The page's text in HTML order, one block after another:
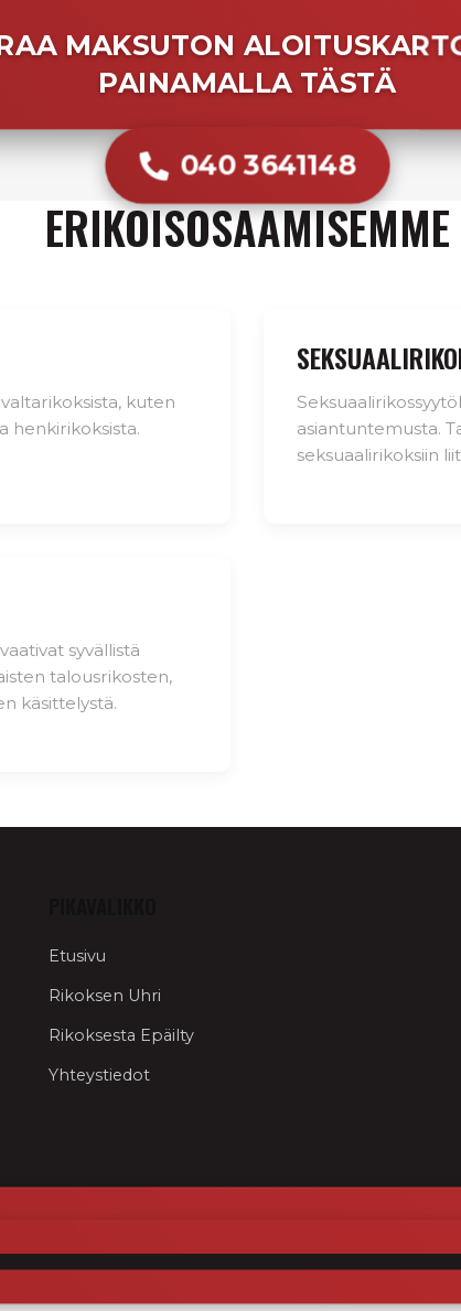
ERIKOISOSAAMISEMME
kuten
henkirikoksista.
asiantuntemusta.
seksuaalirikoksiin
syvällistä
talousrikosten,
käsittelystä.
Etusivu
Rikoksen Uhri
Rikoksesta Epäilty
Yhteystiedot
MAKSUTON
PAINAMALLA TÄSTÄ
040 3641148